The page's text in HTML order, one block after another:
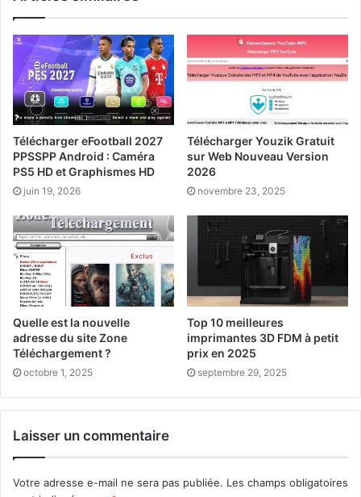
Télécharger eFootball 2027
PPSSPP Android : Caméra
PS5 HD et Graphismes HD
juin 19, 2026
Télécharger Youzik Gratuit
sur Web Nouveau Version
2026
novembre 23, 2025
Quelle est la nouvelle
adresse du site Zone
Téléchargement ?
octobre 1, 2025
Top 10 meilleures
imprimantes 3D FDM à petit
prix en 2025
septembre 29, 2025
Laisser un commentaire
Votre adresse e-mail ne sera pas publiée. Les champs obligatoires